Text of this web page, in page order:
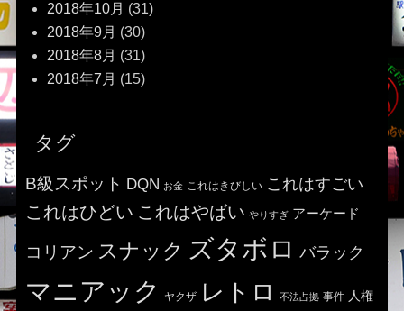
2018年10月 (31)
2018年9月 (30)
2018年8月 (31)
2018年7月 (15)
タグ
B級スポット DQN お金 これはきびしい これはすごい
これはひどい これはやばい やりすぎ アーケード
コリアン スナック ズタボロ バラック
マニアック ヤクザ レトロ 不法占拠 事件 人権